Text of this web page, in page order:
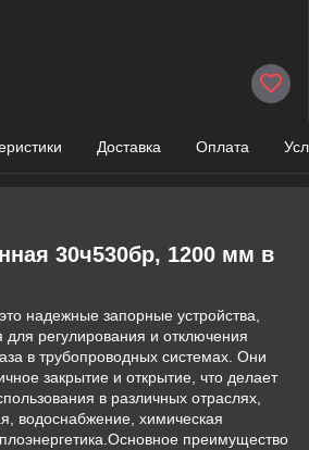
Доставка Оплата
30ч530бр, 1200 мм в
надежные запорные устройства,
для регулирования и отключения
в трубопроводных системах. Они
закрытие и открытие, что делает
в различных отраслях,
водоснабжение, химическая
преимущество